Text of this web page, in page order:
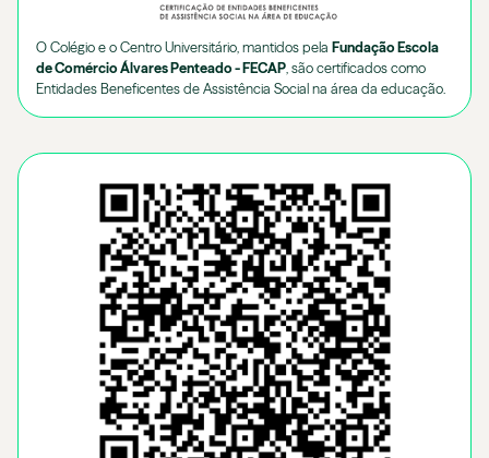
O Colégio e o Centro Universitário, mantidos pela Fundação Escola
de Comércio Álvares Penteado - FECAP , são certificados como
Entidades Beneficentes de Assistência Social na área da educação.